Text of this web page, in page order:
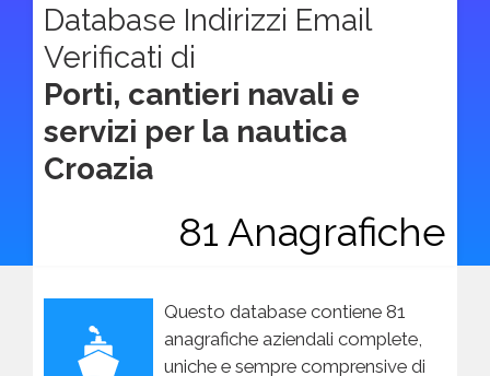
Database Indirizzi Email
Verificati di
Porti, cantieri navali e
servizi per la nautica
Croazia
81 Anagrafiche
Questo database contiene 81
anagrafiche aziendali complete,
uniche e sempre comprensive di